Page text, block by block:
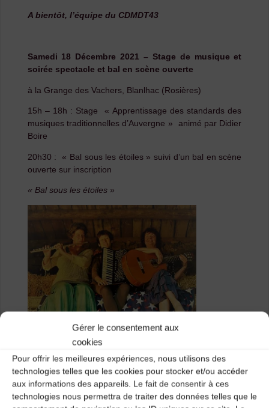
Gérer le consentement aux
cookies
Pour offrir les meilleures expériences, nous utilisons des
technologies telles que les cookies pour stocker et/ou accéder
aux informations des appareils. Le fait de consentir à ces
technologies nous permettra de traiter des données telles que le
A bientôt, l’équipe du CDMDT43
Samedi 18 Décembre 2021 – Stage de musique et
soirée spectacle et bal en scène ouverte
à la Grange des Vachers, Blanlhac (Rosières)
15h – 18h : Stage « Apprentissage des standards des
musiques traditionnelles d’Auvergne » animé par Didier
Boire
20h30 : « Bal sous les étoiles » suivi d’un bal en scène
ouverte sur inscription
« Bal sous les étoiles »
Un concert de musiques traditionnelles locales